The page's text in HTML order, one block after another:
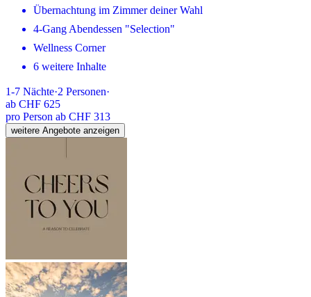
Übernachtung im Zimmer deiner Wahl
4-Gang Abendessen "Selection"
Wellness Corner
6 weitere Inhalte
1-7 Nächte·2 Personen·
ab CHF 625
pro Person ab CHF 313
weitere Angebote anzeigen